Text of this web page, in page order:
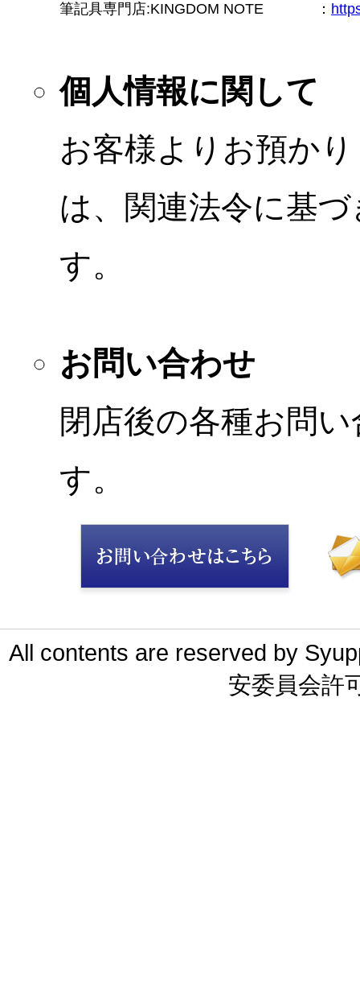
筆記具専門店:KINGDOM NOTE
：
個人情報に関して
お客様よりお預か
は、関連法令に基
す。
お問い合わせ
閉店後の各種お問
す。
All contents are reserved by
安委員会許